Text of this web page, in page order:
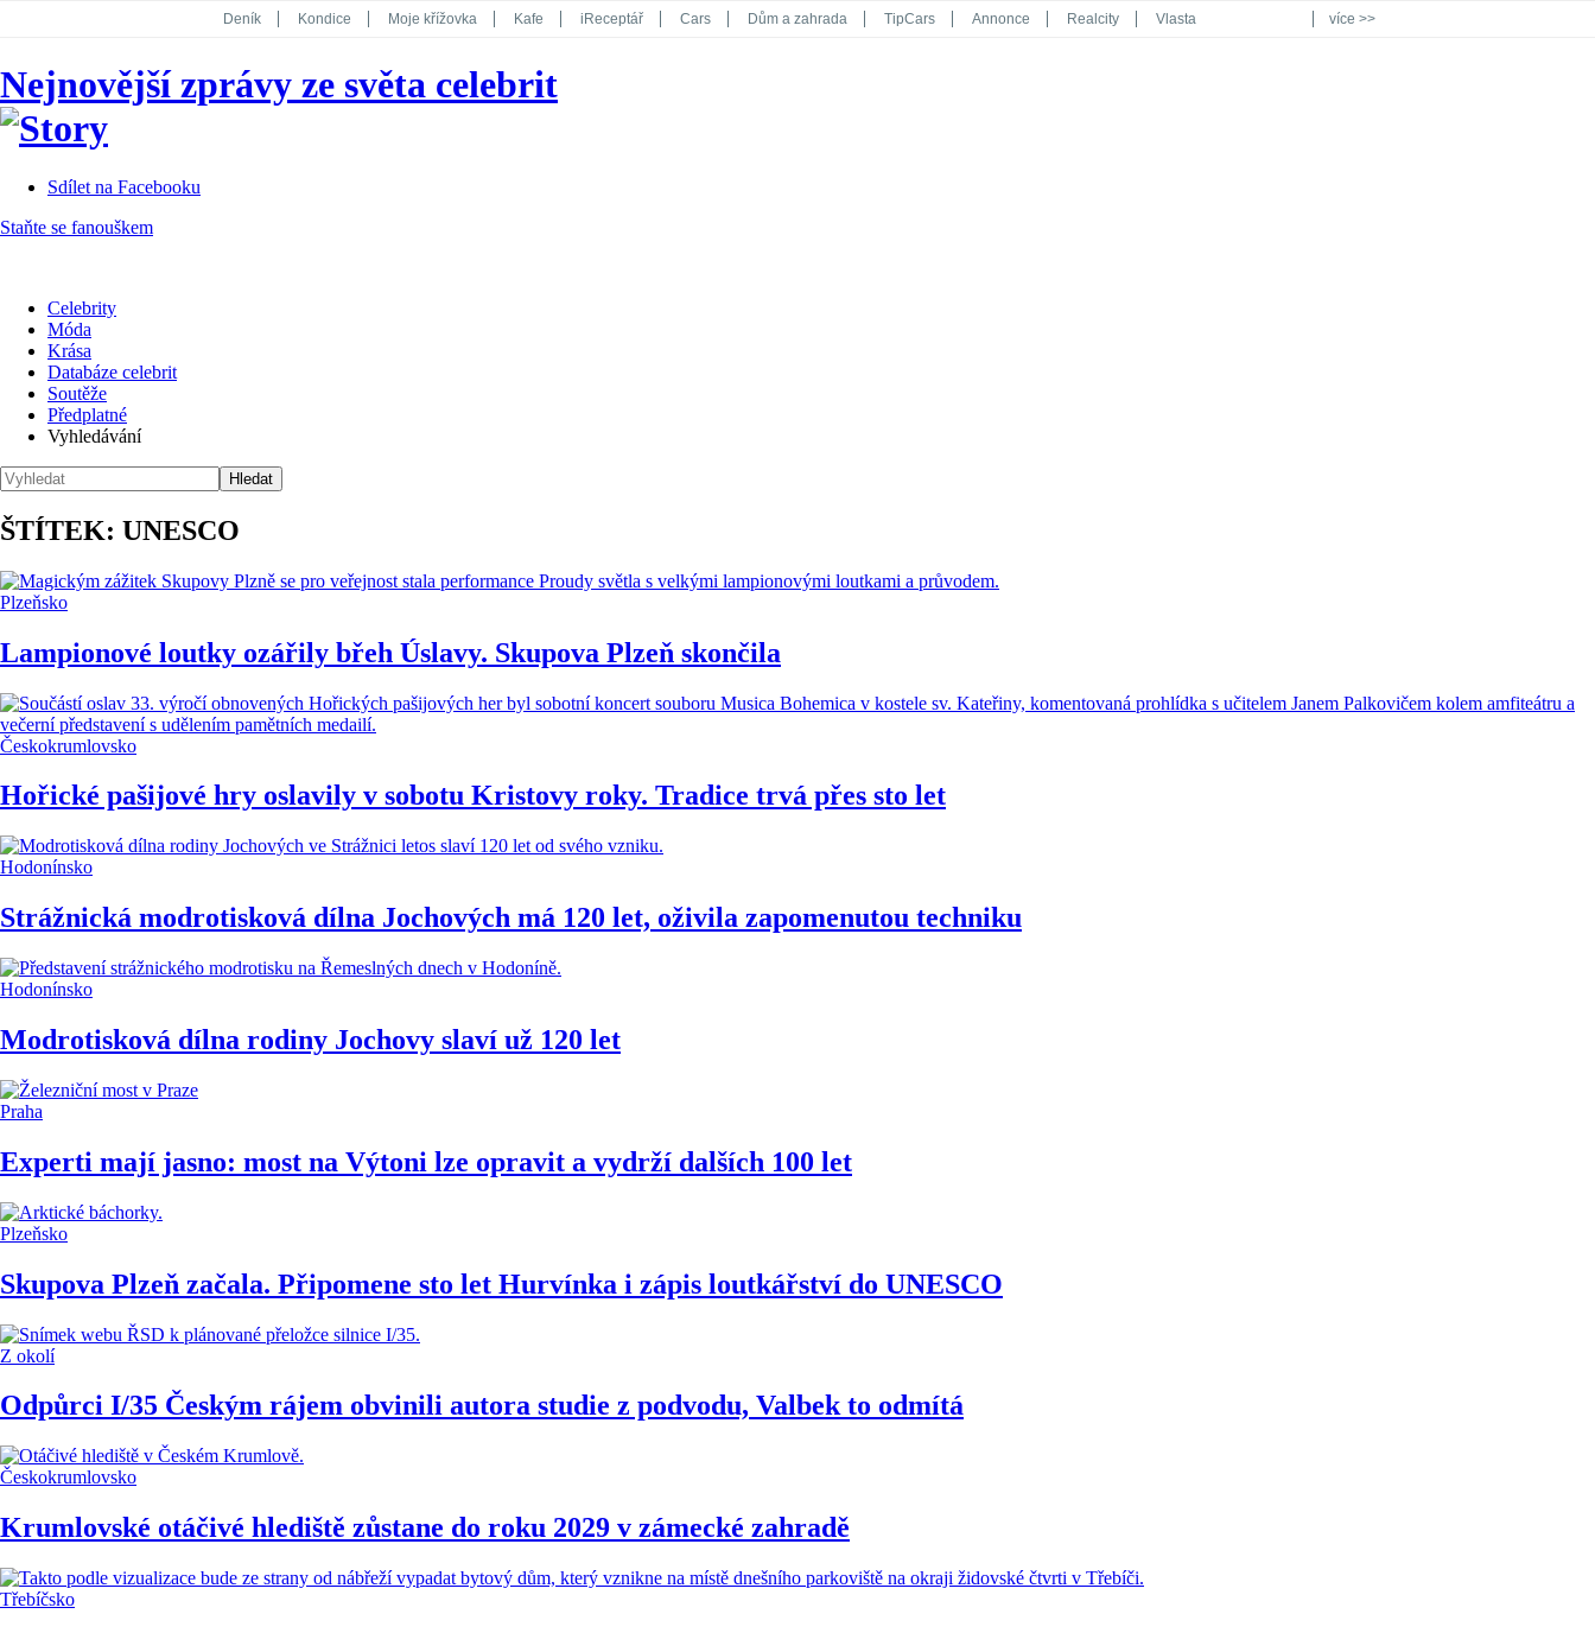
Deník Kondice Moje křížovka Kafe iReceptář Cars Dům a zahrada TipCars Annonce Realcity Vlasta
Koktejl
více >>
Nejnovější zprávy ze světa celebrit
Sdílet na Facebooku
Staňte se fanouškem
Celebrity
Móda
Krása
Databáze celebrit
Soutěže
Předplatné
Vyhledávání
ŠTÍTEK: UNESCO
Plzeňsko
Lampionové loutky ozářily břeh Úslavy. Skupova Plzeň skončila
Českokrumlovsko
Hořické pašijové hry oslavily v sobotu Kristovy roky. Tradice trvá přes sto let
Hodonínsko
Strážnická modrotisková dílna Jochových má 120 let, oživila zapomenutou techniku
Hodonínsko
Modrotisková dílna rodiny Jochovy slaví už 120 let
Praha
Experti mají jasno: most na Výtoni lze opravit a vydrží dalších 100 let
Plzeňsko
Skupova Plzeň začala. Připomene sto let Hurvínka i zápis loutkářství do UNESCO
Z okolí
Odpůrci I/35 Českým rájem obvinili autora studie z podvodu, Valbek to odmítá
Českokrumlovsko
Krumlovské otáčivé hlediště zůstane do roku 2029 v zámecké zahradě
Třebíčsko